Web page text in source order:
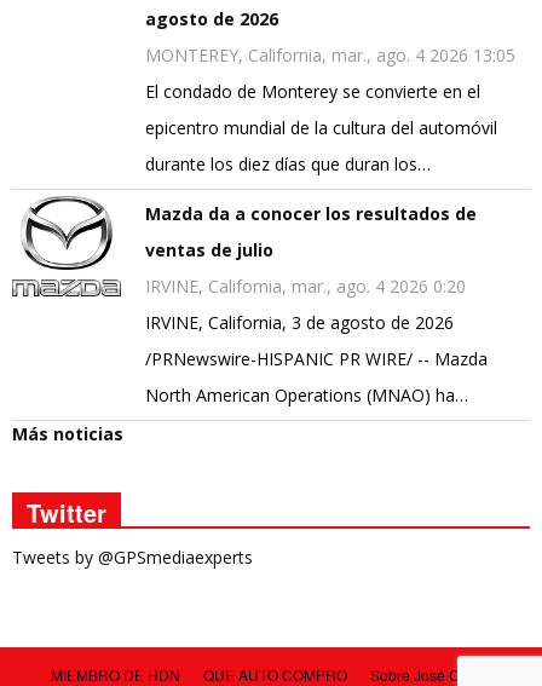
agosto de 2026
MONTEREY, California, mar., ago. 4 2026 13:05
El condado de Monterey se convierte en el
epicentro mundial de la cultura del automóvil
durante los diez días que duran los…
Mazda da a conocer los resultados de
ventas de julio
IRVINE, California, mar., ago. 4 2026 0:20
IRVINE, California, 3 de agosto de 2026
/PRNewswire-HISPANIC PR WIRE/ -- Mazda
North American Operations (MNAO) ha…
Más noticias
Twitter
Tweets by @GPSmediaexperts
MIEMBRO DE HDN QUE AUTO COMPRO Sobre José Carlos